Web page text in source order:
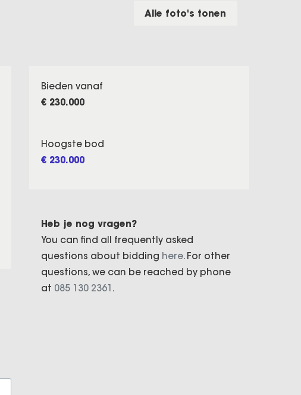
Alle foto's tonen
Bieden vanaf
€ 230.000
Hoogste bod
€ 230.000
Heb je nog vragen?
You can find all frequently asked
questions about bidding here. For other
questions, we can be reached by phone
at 085 130 2361 .